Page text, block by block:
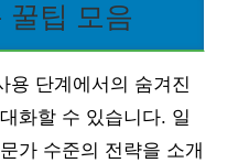
꿀팁 모음
용 단계에서의 숨겨진
화할 수 있습니다. 일
가 수준의 전략을 소개